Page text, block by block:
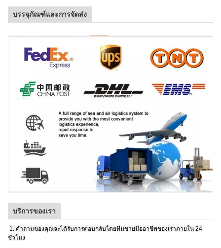
บรรจุภัณฑ์และการจัดส่ง
บริการของเรา
1. คำถามของคุณจะได้รับการตอบกลับโดยทีมขายมืออาชีพของเราภายใน 24
ชั่วโมง